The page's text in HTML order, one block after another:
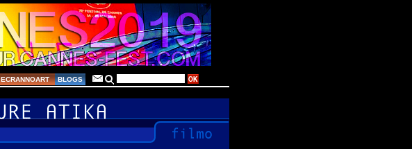
ECRANNOART BLOGS